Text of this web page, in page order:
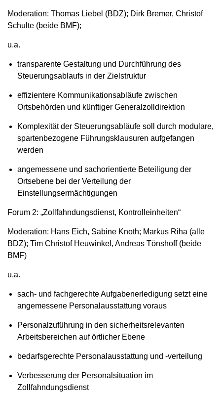
Moderation: Thomas Liebel (BDZ); Dirk Bremer, Christof
Schulte (beide BMF);
u.a.
transparente Gestaltung und Durchführung des
Steuerungsablaufs in der Zielstruktur
effizientere Kommunikationsabläufe zwischen
Ortsbehörden und künftiger Generalzolldirektion
Komplexität der Steuerungsabläufe soll durch modulare,
spartenbezogene Führungsklausuren aufgefangen
werden
angemessene und sachorientierte Beteiligung der
Ortsebene bei der Verteilung der
Einstellungsermächtigungen
Forum 2: „Zollfahndungsdienst, Kontrolleinheiten“
Moderation: Hans Eich, Sabine Knoth; Markus Riha (alle
BDZ); Tim Christof Heuwinkel, Andreas Tönshoff (beide
BMF)
u.a.
sach- und fachgerechte Aufgabenerledigung setzt eine
angemessene Personalausstattung voraus
Personalzuführung in den sicherheitsrelevanten
Arbeitsbereichen auf örtlicher Ebene
bedarfsgerechte Personalausstattung und -verteilung
Verbesserung der Personalsituation im
Zollfahndungsdienst